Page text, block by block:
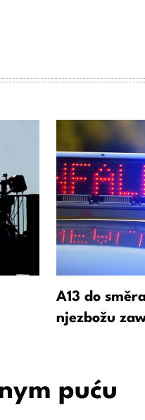
A13 do
njezbožu
puću